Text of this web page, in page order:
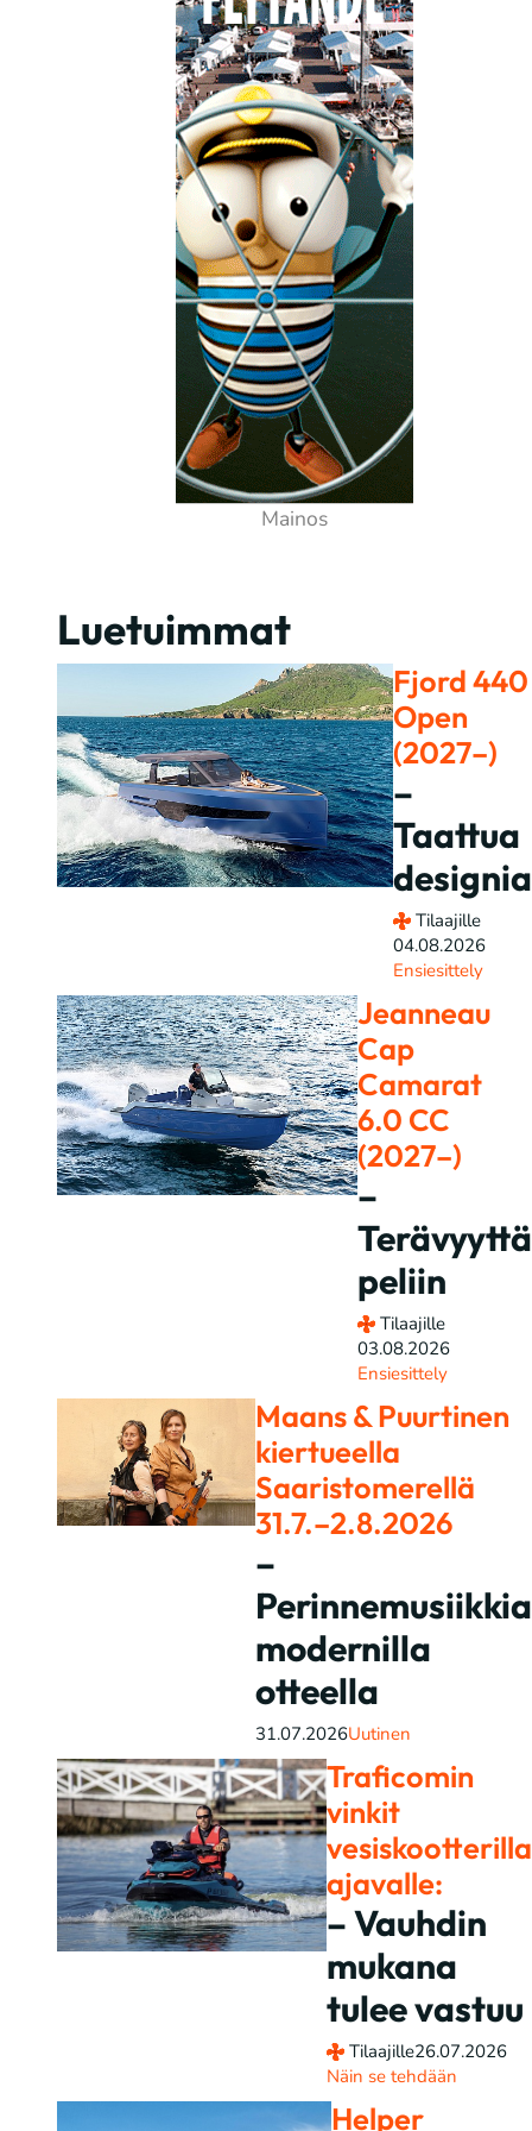
Luetuimmat
Fjord 440
Open
(2027–)
–
Taattua
designia
Tilaajille
04.08.2026
Ensiesittely
Jeanneau
Cap
Camarat
6.0 CC
(2027–)
–
Terävyyttä
peliin
Tilaajille
03.08.2026
Ensiesittely
Maans & Puurtinen
kiertueella
Saaristomerellä
31.7.–2.8.2026
–
Perinnemusiikkia
modernilla
otteella
31.07.2026Uutinen
Traficomin
vinkit
vesiskootterilla
ajavalle:
– Vauhdin
mukana
tulee vastuu
Tilaajille26.07.2026
Näin se tehdään
Helper